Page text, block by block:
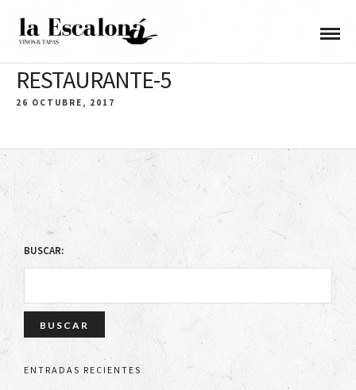
RESTAURANTE-5
26 OCTUBRE, 2017
BUSCAR:
ENTRADAS RECIENTES